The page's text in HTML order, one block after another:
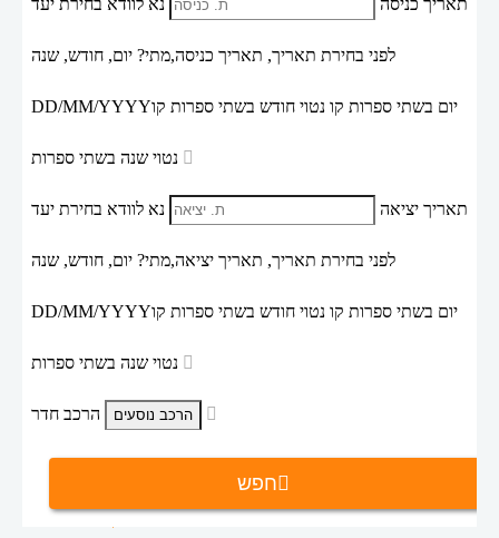
תאריך כניסה נא לוודא בחירת יעד
לפני בחירת תאריך, תאריך כניסה,מתי? יום, חודש, שנה
DD/MM/YYYYיום בשתי ספרות קו נטוי חודש בשתי ספרות קו
תאריך יציאה נא לוודא בחירת יעד
לפני בחירת תאריך, תאריך יציאה,מתי? יום, חודש, שנה
DD/MM/YYYYיום בשתי ספרות קו נטוי חודש בשתי ספרות קו
הרכב חדר
חפש
דף הבית טיסות זולות טיסות אייר אירופה